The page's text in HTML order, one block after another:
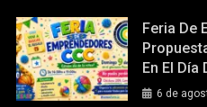
Feria De
En El Día
6 de